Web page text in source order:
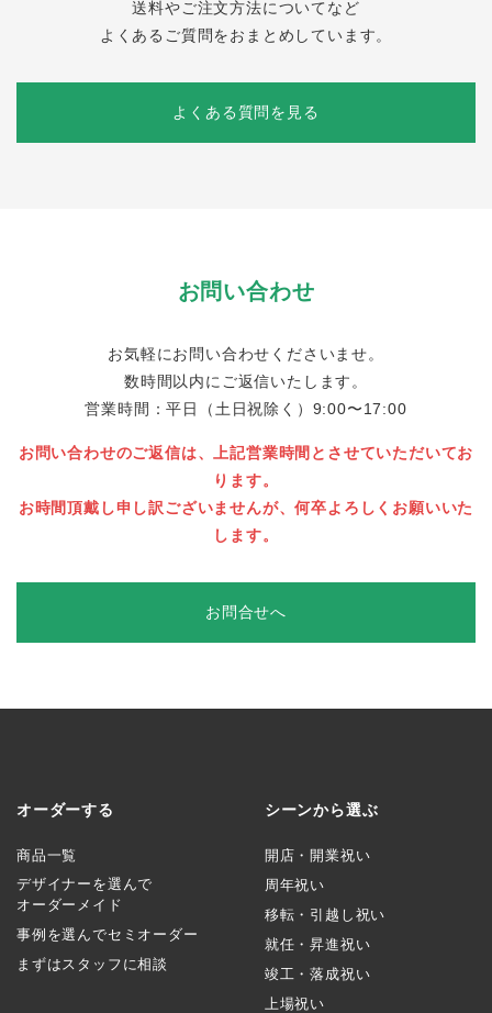
送料やご注文方法についてなど
よくあるご質問をおまとめしています。
よくある質問を見る
お問い合わせ
お気軽にお問い合わせくださいませ。
数時間以内にご返信いたします。
営業時間：平日（土日祝除く）9:00〜17:00
お問い合わせのご返信は、上記営業時間とさせていただいてお
ります。
お時間頂戴し申し訳ございませんが、何卒よろしくお願いいた
します。
お問合せへ
オーダーする
商品一覧
デザイナーを選んで
オーダーメイド
事例を選んでセミオーダー
まずはスタッフに相談
シーンから選ぶ
開店・開業祝い
周年祝い
移転・引越し祝い
就任・昇進祝い
竣工・落成祝い
上場祝い